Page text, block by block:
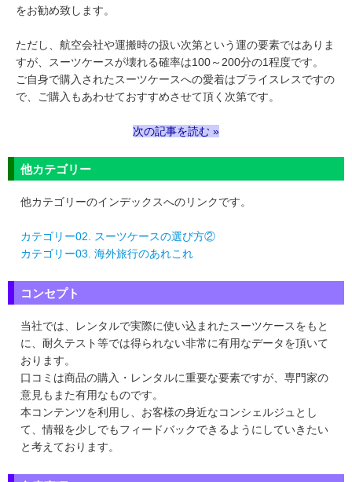
をお勧め致します。
ただし、航空会社や運搬時の扱い次第という運の要素ではありま
すが、スーツケースが壊れる確率は100～200分の1程度です。
ご自身で購入されたスーツケースへの愛着はプライスレスですの
で、ご購入もあわせておすすめさせて頂く次第です。
次の記事を読む »
他カテゴリー
他カテゴリーのインデックスへのリンクです。
カテゴリー02. スーツケースの選び方②
カテゴリー03. 海外旅行のあれこれ
コンセプト
当社では、レンタルで実際に使い込まれたスーツケースをもと
に、耐久テスト等では得られない非常に有用なデータを頂いて
おります。
口コミは商品の購入・レンタルに重要な要素ですが、専門家の
意見もまた有用なものです。
本コンテンツを利用し、お客様の身近なコンシェルジュとし
て、情報を少しでもフィードバックできるようにしていきたい
と考えております。